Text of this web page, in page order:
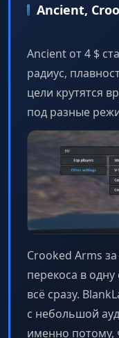
Ancient,
Ancient от 4 $
радиус,
цели крутятся
под разные
Crooked Arms
перекоса в одну
всё сразу.
с небольшой
именно потому,